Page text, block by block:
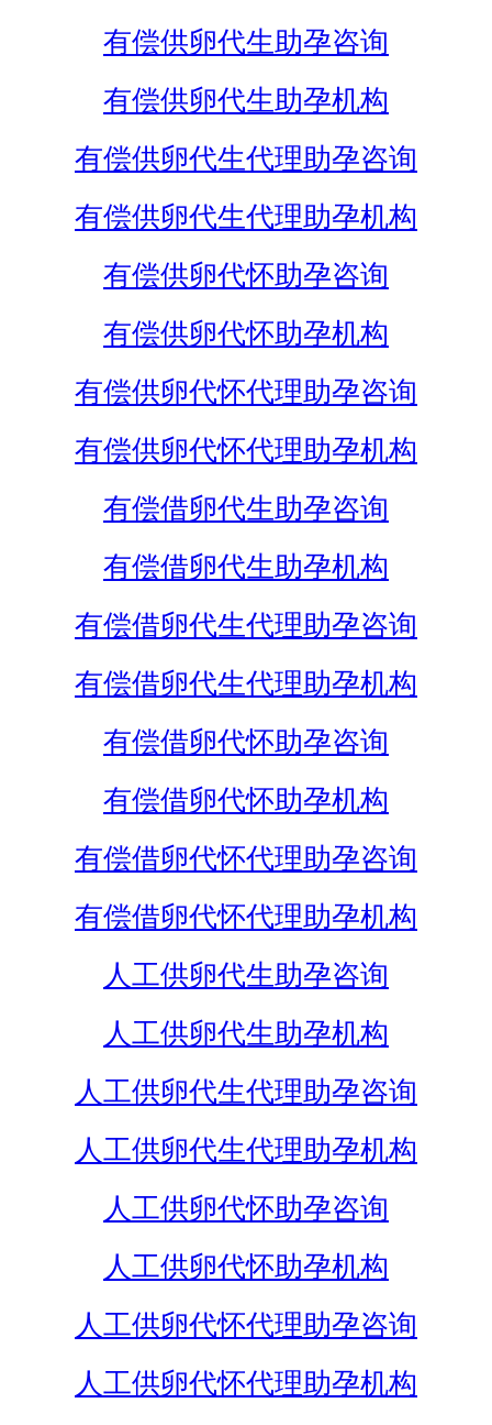
有偿供卵代生助孕咨询
有偿供卵代生助孕机构
有偿供卵代生代理助孕咨询
有偿供卵代生代理助孕机构
有偿供卵代怀助孕咨询
有偿供卵代怀助孕机构
有偿供卵代怀代理助孕咨询
有偿供卵代怀代理助孕机构
有偿借卵代生助孕咨询
有偿借卵代生助孕机构
有偿借卵代生代理助孕咨询
有偿借卵代生代理助孕机构
有偿借卵代怀助孕咨询
有偿借卵代怀助孕机构
有偿借卵代怀代理助孕咨询
有偿借卵代怀代理助孕机构
人工供卵代生助孕咨询
人工供卵代生助孕机构
人工供卵代生代理助孕咨询
人工供卵代生代理助孕机构
人工供卵代怀助孕咨询
人工供卵代怀助孕机构
人工供卵代怀代理助孕咨询
人工供卵代怀代理助孕机构